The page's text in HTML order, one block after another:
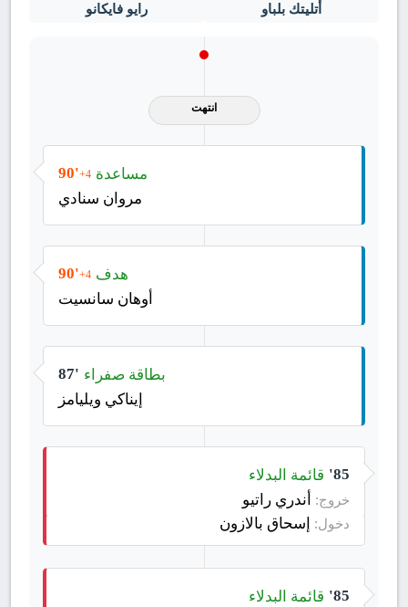
أتليتك بلباو رايو فايكانو
انتهت
90'+4 مساعدة
مروان سنادي
90'+4 هدف
أوهان سانسيت
87' بطاقة صفراء
إيناكي ويليامز
85' قائمة البدلاء
خروج: أندري راتيو
دخول: إسحاق بالازون
85' قائمة البدلاء